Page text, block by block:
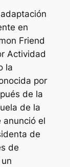
en
Friend
Actividad
la
por
de la
de la
anunció el
de
de